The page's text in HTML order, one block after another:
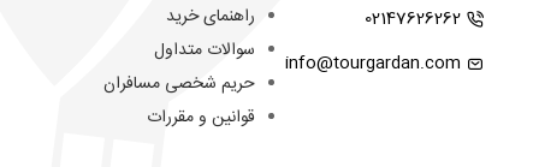
02147626262
info@tourgardan.com
راهنمای خرید
سوالات متداول
حریم شخصی مسافران
قوانین و مقررات